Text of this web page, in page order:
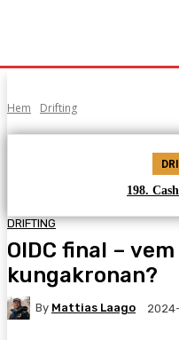
Hem Drifting
198.
DRIFTING
OIDC final –
kungakronan?
By Mattias Laago